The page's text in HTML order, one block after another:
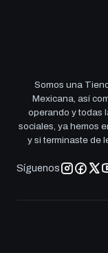
Somos una
Mexicana, así
operando y todas
sociales, ya hemos
y si terminaste de
Síguenos